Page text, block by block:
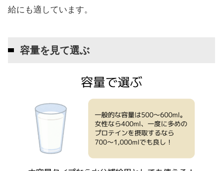
給にも適しています。
容量を見て選ぶ